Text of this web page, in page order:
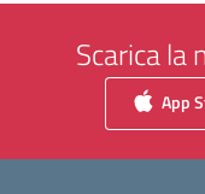
Scarica la
App